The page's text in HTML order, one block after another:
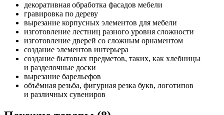
декоративная обработка фасадов мебели
гравировка по дереву
вырезание корпусных элементов для мебели
изготовление лестниц разного уровня сложности
изготовление дверей со сложным орнаментом
создание элементов интерьера
создание бытовых предметов, таких, как хлебницы
и разделочные доски
вырезание барельефов
объёмная резьба, фигурная резка букв, логотипов
и различных сувениров